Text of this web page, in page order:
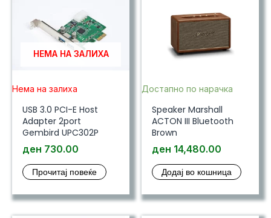
НЕМА НА ЗАЛИХА
Нема на залиха
USB 3.0 PCI-E Host
Adapter 2port
Gembird UPC302P
ден 730.00
Прочитај повеќе
Достапно по нарачка
Speaker Marshall
ACTON III Bluetooth
Brown
ден 14,480.00
Додај во кошница